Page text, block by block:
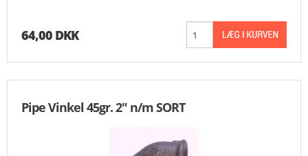
64,00 DKK
Pipe Vinkel 45gr. 2" n/m SORT